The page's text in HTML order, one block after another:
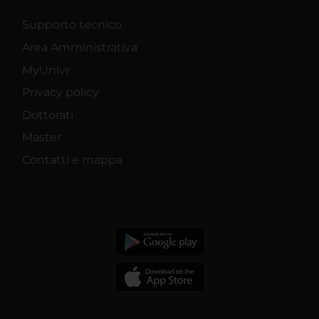
Supporto tecnico
Area Amministrativa
MyUnivr
Privacy policy
Dottorati
Master
Contatti e mappa